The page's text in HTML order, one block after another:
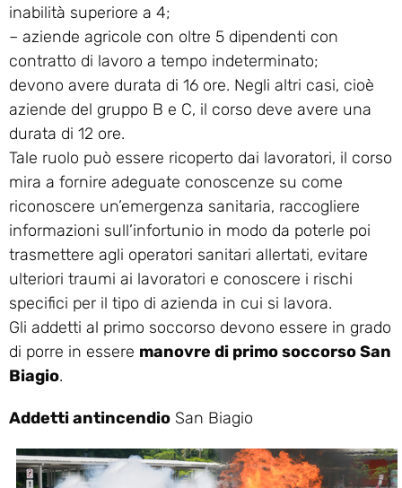
inabilità superiore a 4;
– aziende agricole con oltre 5 dipendenti con
contratto di lavoro a tempo indeterminato;
devono avere durata di 16 ore. Negli altri casi, cioè
aziende del gruppo B e C, il corso deve avere una
durata di 12 ore.
Tale ruolo può essere ricoperto dai lavoratori, il corso
mira a fornire adeguate conoscenze su come
riconoscere un’emergenza sanitaria, raccogliere
informazioni sull’infortunio in modo da poterle poi
trasmettere agli operatori sanitari allertati, evitare
ulteriori traumi ai lavoratori e conoscere i rischi
specifici per il tipo di azienda in cui si lavora.
Gli addetti al primo soccorso devono essere in grado
di porre in essere manovre di primo soccorso San
Biagio.
Addetti antincendio San Biagio